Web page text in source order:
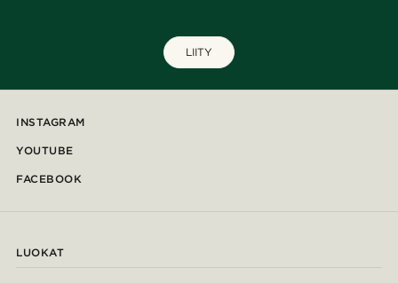
LIITY
INSTAGRAM
YOUTUBE
FACEBOOK
LUOKAT